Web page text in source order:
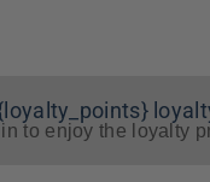
in to enjoy the loyalty